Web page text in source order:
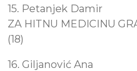
15. Petanjek
ZA HITNU MEDICINU
(18)
16. Giljanović